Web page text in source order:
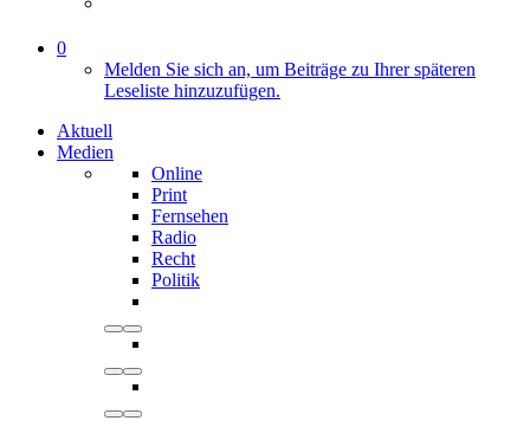
0
Melden Sie sich an, um Beiträge zu Ihrer späteren
Leseliste hinzuzufügen.
Aktuell
Medien
Online
Print
Fernsehen
Radio
Recht
Politik